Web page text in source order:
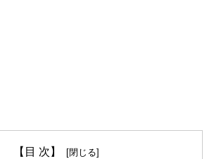
【目 次】